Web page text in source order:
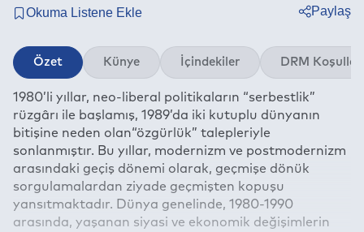
Paylaş
Twitter
Linkedin
Whatsapp
E-mail
Özet Künye İçindekiler DRM Koşulları
1980’li yıllar, neo-liberal politikaların “serbestlik”
rüzgârı ile başlamış, 1989’da iki kutuplu dünyanın
bitişine neden olan“özgürlük” talepleriyle
sonlanmıştır. Bu yıllar, modernizm ve postmodernizm
arasındaki geçiş dönemi olarak, geçmişe dönük
sorgulamalardan ziyade geçmişten kopuşu
yansıtmaktadır. Dünya genelinde, 1980-1990
arasında, yaşanan siyasi ve ekonomik değişimlerin